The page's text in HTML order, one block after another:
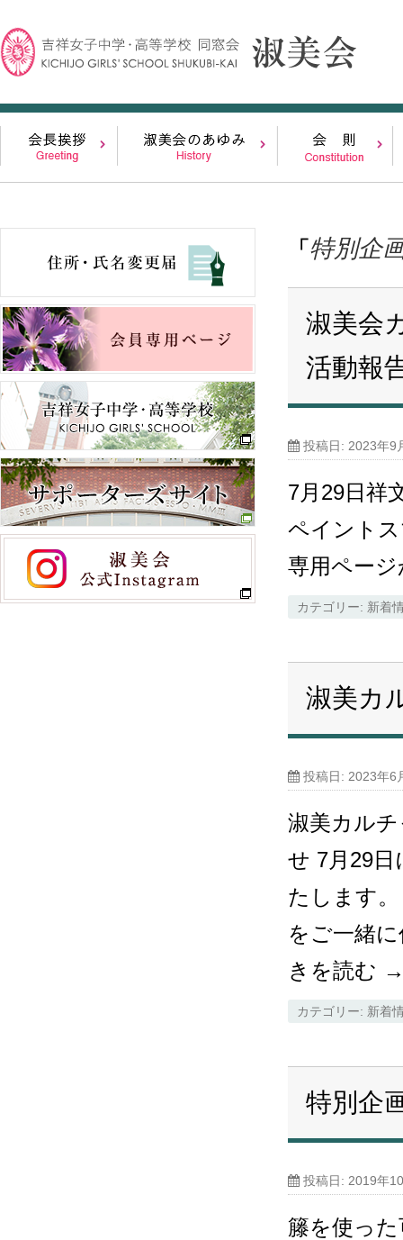
「 特別企
淑美会
活動報
投稿日: 2023年9
7月29日祥
ペイント
専用ペー
カテゴリー: 新着
淑美カ
投稿日: 2023年6
淑美カル
せ 7月29
たします
をご一緒
きを読む
カテゴリー: 新着
特別企
投稿日: 2019年
籐を使っ